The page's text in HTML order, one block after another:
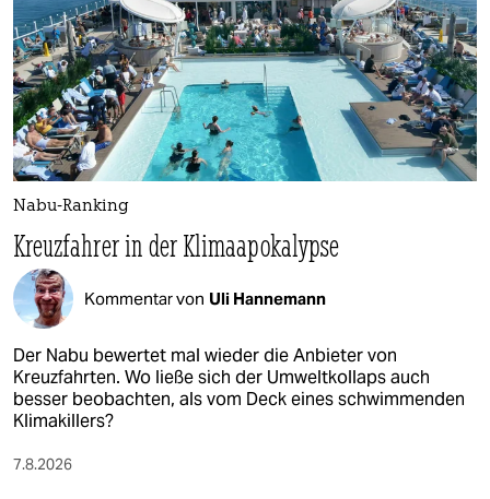
Nabu-Ranking
Kreuzfahrer in der Klimaapokalypse
Kommentar von Uli Hannemann
Der Nabu bewertet mal wieder die Anbieter von
Kreuzfahrten. Wo ließe sich der Umweltkollaps auch
besser beobachten, als vom Deck eines schwimmenden
Klimakillers?
7.8.2026